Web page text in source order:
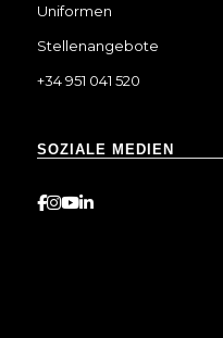
Uniformen
Stellenangebote
+34 951 041 520
SOZIALE MEDIEN